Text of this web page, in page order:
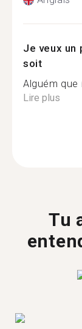
Je veux un
soit
Alguém que
Lire plus
Tu